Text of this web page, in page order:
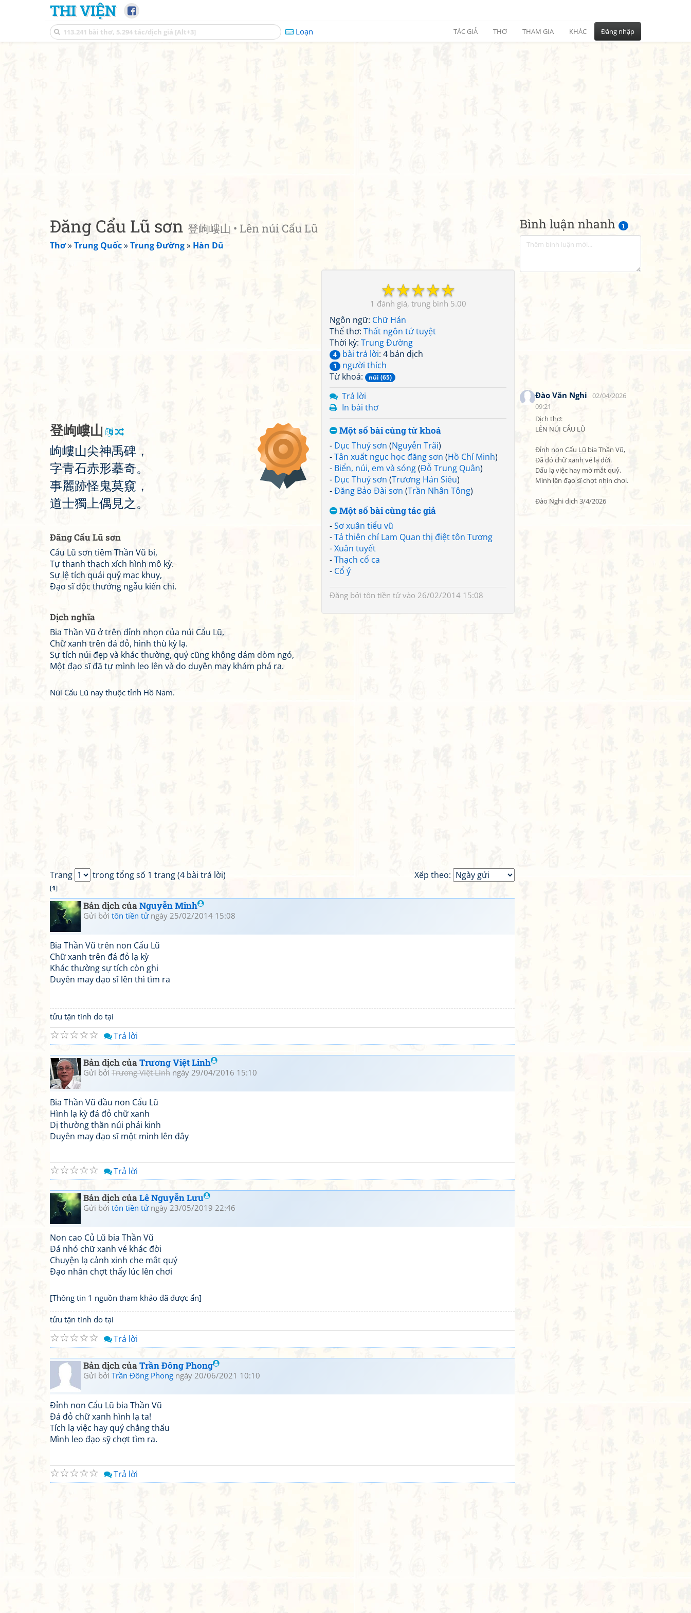
THI VIỆN
Loạn TÁC GIẢ THƠ THAM GIA KHÁC Đăng nhập
Bình luận nhanh 1
Đào Văn Nghi
02/04/2026
09:21
Dịch thơ:
LÊN NÚI CẨU LŨ
Đỉnh non Cẩu Lũ bia Thần Vũ,
Đã đỏ chữ xanh vẻ lạ đời.
Dấu lạ việc hay mờ mắt quỷ,
Mình lên đạo sĩ chợt nhìn chơi.
Đào Nghi dịch 3/4/2026
Đăng Cẩu Lũ sơn 登岣嶁山 • Lên núi Cẩu Lũ
Thơ»Trung Quốc»Trung Đường» Hàn Dũ
☆
☆
☆
☆
☆
1 5.00
Ngôn ngữ: Chữ Hán
Thể thơ: Thất ngôn tứ tuyệt
Thời kỳ: Trung Đường
4 bài trả lời: 4 bản dịch
1
người thích
Từ khoá:
núi (65)
Trả lời
In bài thơ
Một số bài cùng từ khoá
- Dục Thuý sơn (Nguyễn Trãi)
-Tân xuất ngục học đăng sơn (Hồ Chí Minh)
- Biển, núi, em và sóng(Đỗ Trung Quân)
- Dục Thuý sơn (Trương Hán Siêu)
-Đăng Bảo Đài sơn (Trần Nhân Tông)
Một số bài cùng tác giả
-Sơ xuân tiểu vũ
-Tả thiên chí Lam Quan thị điệt tôn Tương
-Xuân tuyết
-Thạch cổ ca
- Cổ ý
Đăng bởi tôn tiền tửvào 26/02/2014 15:08
登岣嶁山
岣嶁山尖神禹碑 ，
字青石赤形摹奇。
事麗跡怪鬼莫窺 ，
道士獨 上偶 見之。
Đăng Cẩu Lũ sơn
Cẩu Lũ sơn tiêm Thần Vũ bi,
Tự thanh thạch xích hình mô kỳ.
Sự lệ tích quái quỷ mạc khuy,
Đạo sĩ độc thướng ngẫu kiến chi.
Dịch nghĩa
Bia Thần Vũ ở trên đỉnh nhọn của núi Cẩu Lũ,
Chữ xanh trên đá đỏ, hình thù kỳ lạ.
Sự tích núi đẹp và khác thường, quỷ cũng không dám dòm ngó,
Một đạo sĩ đã tự mình leo lên và do duyên may khám phá ra.
Núi Cẩu Lũ nay thuộc tỉnh Hồ Nam.
Xếp theo:
Trang trong tổng số 1 trang (4 bài trả lời)
[1]
Bản dịch củaNguyễn Minh
Gửi bởi tôn tiền tửngày 25/02/2014 15:08
Bia Thần Vũ trên non Cẩu Lũ
Chữ xanh trên đá đỏ lạ kỳ
Khác thường sự tích còn ghi
Duyên may đạo sĩ lên thì tìm ra
tửu tận tình do tại
☆
☆
☆
☆
☆ Trả lời
Bản dịch củaTrương Việt Linh
Gửi bởi Trương Việt Linh ngày 29/04/2016 15:10
Bia Thần Vũ đầu non Cẩu Lũ
Hình lạ kỳ đá đỏ chữ xanh
Dị thường thần núi phải kinh
Duyên may đạo sĩ một mình lên đây
☆
☆
☆
☆
☆ Trả lời
Bản dịch củaLê Nguyễn Lưu
Gửi bởi tôn tiền tửngày 23/05/2019 22:46
Non cao Củ Lũ bia Thần Vũ
Đá nhỏ chữ xanh vẻ khác đời
Chuyện lạ cảnh xinh che mắt quý
Đạo nhân chợt thấy lúc lên chơi
[Thông tin 1 nguồn tham khảo đã được ẩn]
tửu tận tình do tại
☆
☆
☆
☆
☆ Trả lời
Bản dịch củaTrần Đông Phong
Gửi bởi Trần Đông Phong ngày 20/06/2021 10:10
Đỉnh non Cẩu Lũ bia Thần Vũ
Đá đỏ chữ xanh hình lạ ta!
Tích lạ việc hay quỷ chẳng thấu
Mình leo đạo sỹ chợt tìm ra.
☆
☆
☆
☆
☆ Trả lời